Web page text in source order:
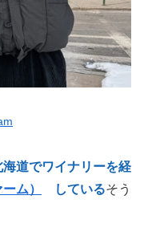
道でワイナリーを経
ム） しているそう